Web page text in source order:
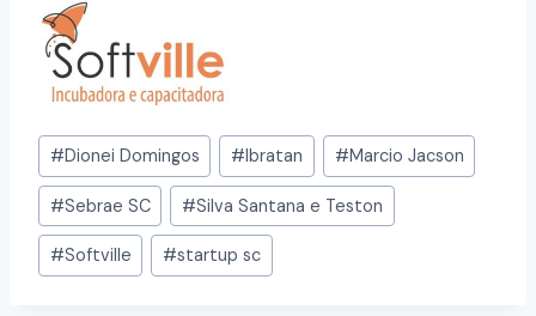
#Dionei Domingos #Ibratan #Marcio Jacson
#Sebrae SC #Silva Santana e Teston
#Softville #startup sc